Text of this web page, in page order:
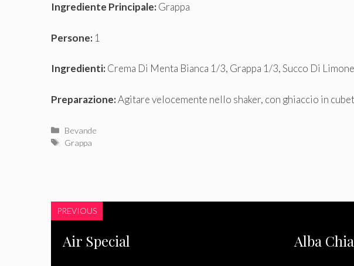
Ingrediente Principale:Grappa
Persone: 1
Ingredienti:Crema Di Menta Bianca 1/3, Grappa 1/3, Succo Di
Preparazione:Agitare velocemente nello shaker, con ghiaccio in
Categorie
Bevande
Tag
Grappa
PREVIOUS
Air Special Alba